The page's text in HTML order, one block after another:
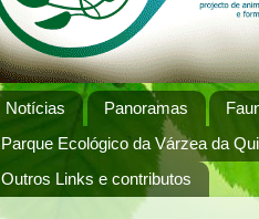
Notícias Panoramas
Parque Ecológico da Várzea da
Outros Links e contributos